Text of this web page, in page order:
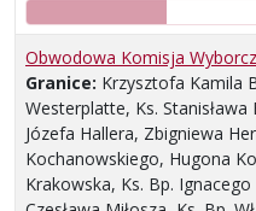
Obwodowa Komisja
Granice: Krzysztofa Kamila
Westerplatte, Ks.
Józefa Hallera, Zbigniewa
Kochanowskiego, Hugona
Krakowska, Ks. Bp.